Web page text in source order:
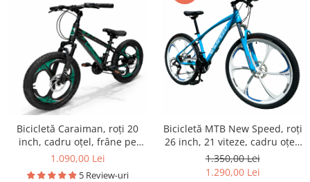
Bicicletă Caraiman, roți 20
inch, cadru oțel, frâne pe
disc, negru cu verde
1.090,00 Lei
5 Review-uri
Bicicletă MTB New Speed, roți
26 inch, 21 viteze, cadru oțel,
frâne pe disc, NS68
1.350,00 Lei
1.290,00 Lei